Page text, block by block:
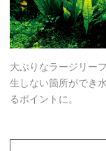
大ぶりなラージリー
生しない箇所ができ
るポイントに。